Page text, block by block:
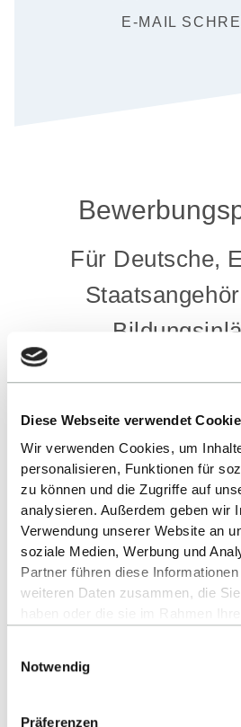
Diese Webseite verwendet
Wir verwenden Cookies, um
personalisieren, Funktionen für
zu können und die Zugriffe auf
analysieren. Außerdem geben wir
Verwendung unserer Website an
soziale Medien, Werbung und
Partner führen diese
weiteren Daten zusammen, die
Alles zum Thema Cookies und
Datenverarbeitung entnehmen Sie
Notwendig
Präferenzen
E-MAIL
Für Deutsche,
VORAUSSETZUNGEN
2.
Bewerben Sie sich online
(Sommersemester) bzw.
(Wintersemester) bei
BEWERBUNG